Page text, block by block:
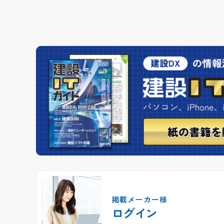
掲載メーカー様
ログイン